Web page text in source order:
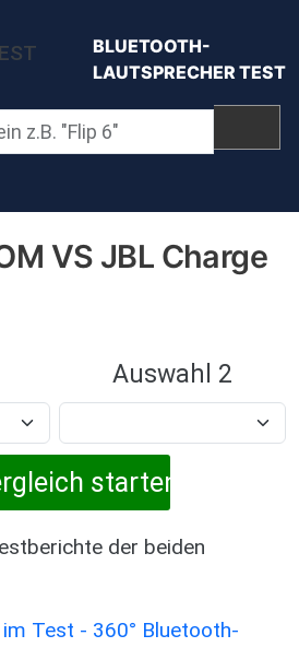
BLUETOOTH-
LAUTSPRECHER TEST
VS JBL Charge
Auswahl 2
der beiden
im Test - 360° Bluetooth-